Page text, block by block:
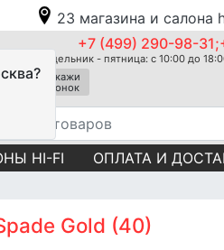
23 магазина и салона
+7 (499) 290-98-
Понедельник - пятница: с 10:00 до
Закажи
звонок
HI-FI ОПЛАТА И
Gold (40)